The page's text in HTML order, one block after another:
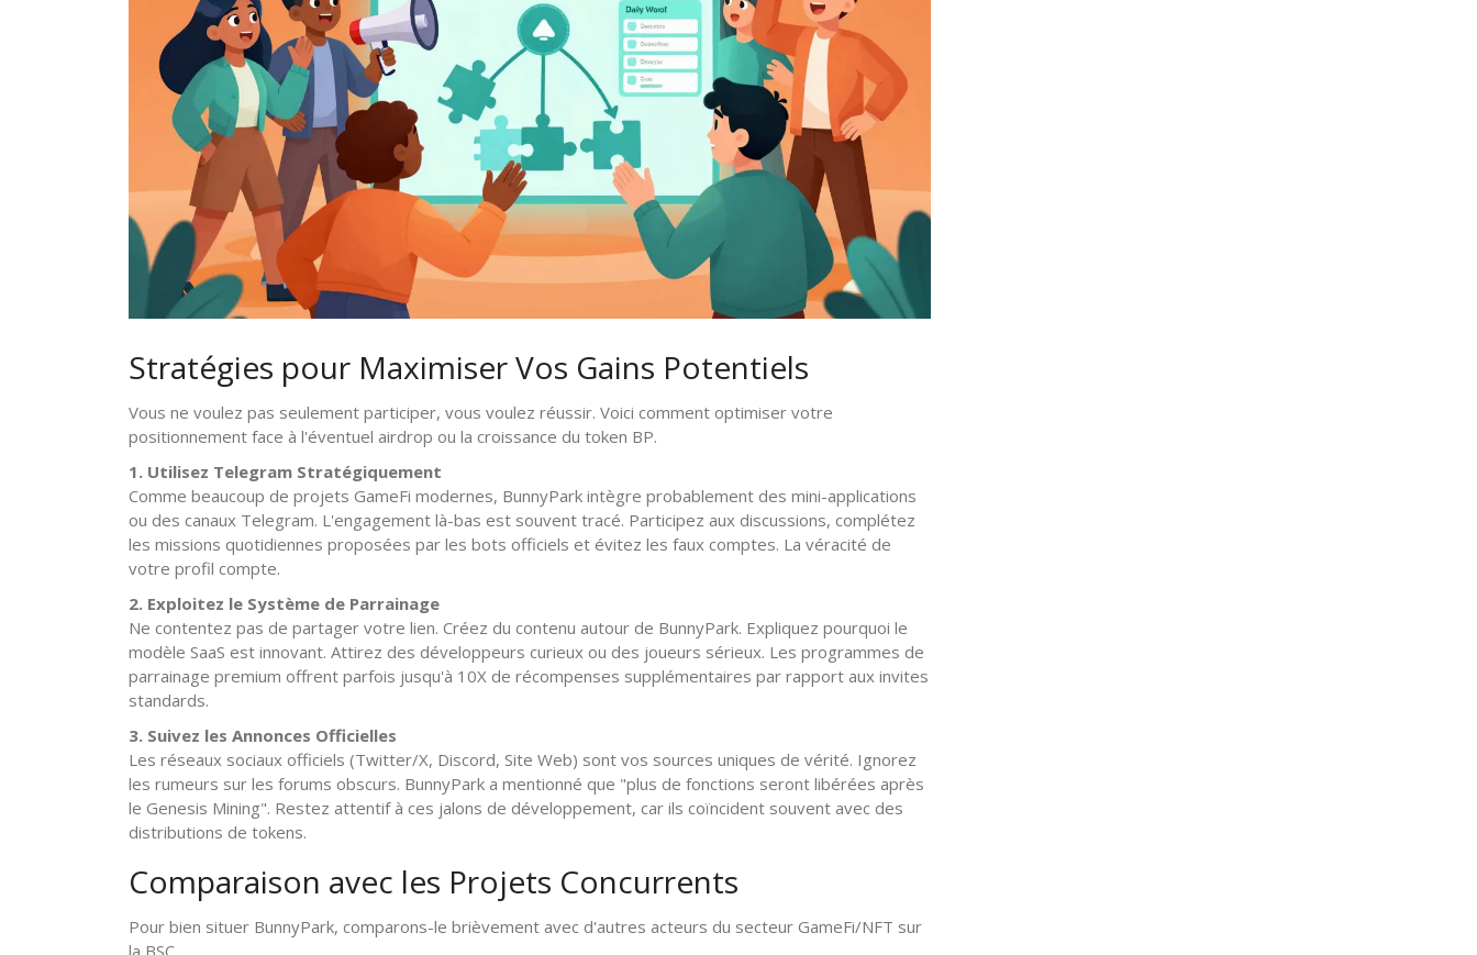
Stratégies pour Maximiser Vos Gains Potentiels
Vous ne voulez pas seulement participer, vous voulez réussir. Voici comment optimiser votre
positionnement face à l'éventuel airdrop ou la croissance du token BP.
1. Utilisez Telegram Stratégiquement
Comme beaucoup de projets GameFi modernes, BunnyPark intègre probablement des mini-applications
ou des canaux Telegram. L'engagement là-bas est souvent tracé. Participez aux discussions, complétez
les missions quotidiennes proposées par les bots officiels et évitez les faux comptes. La véracité de
votre profil compte.
2. Exploitez le Système de Parrainage
Ne contentez pas de partager votre lien. Créez du contenu autour de BunnyPark. Expliquez pourquoi le
modèle SaaS est innovant. Attirez des développeurs curieux ou des joueurs sérieux. Les programmes de
parrainage premium offrent parfois jusqu'à 10X de récompenses supplémentaires par rapport aux invites
standards.
3. Suivez les Annonces Officielles
Les réseaux sociaux officiels (Twitter/X, Discord, Site Web) sont vos sources uniques de vérité. Ignorez
les rumeurs sur les forums obscurs. BunnyPark a mentionné que "plus de fonctions seront libérées après
le Genesis Mining". Restez attentif à ces jalons de développement, car ils coïncident souvent avec des
distributions de tokens.
Comparaison avec les Projets Concurrents
Pour bien situer BunnyPark, comparons-le brièvement avec d'autres acteurs du secteur GameFi/NFT sur
la BSC.